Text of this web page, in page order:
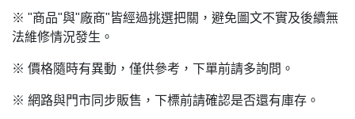
※ "商品"與"廠商"皆經過挑選把關，避免圖文不實及後續無
法維修情況發生。
※ 價格隨時有異動，僅供參考，下單前請多詢問。
※ 網路與門市同步販售，下標前請確認是否還有庫存。